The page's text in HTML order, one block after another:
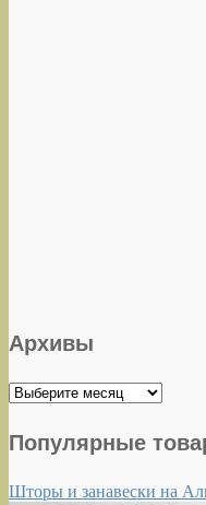
Архивы
Архивы
Популярные
Шторы и занавески на